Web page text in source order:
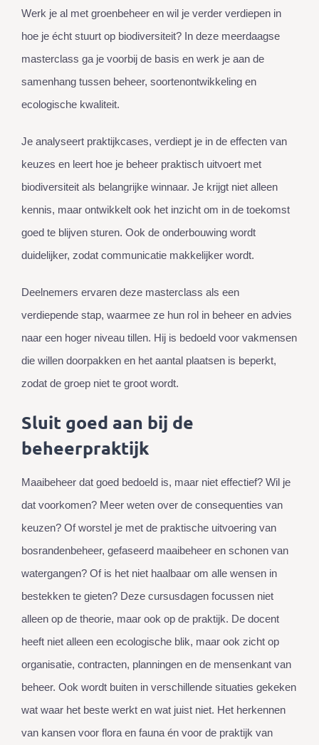
Werk je al met groenbeheer en wil je verder verdiepen in
hoe je écht stuurt op biodiversiteit? In deze meerdaagse
masterclass ga je voorbij de basis en werk je aan de
samenhang tussen beheer, soortenontwikkeling en
ecologische kwaliteit.
Je analyseert praktijkcases, verdiept je in de effecten van
keuzes en leert hoe je beheer praktisch uitvoert met
biodiversiteit als belangrijke winnaar. Je krijgt niet alleen
kennis, maar ontwikkelt ook het inzicht om in de toekomst
goed te blijven sturen. Ook de onderbouwing wordt
duidelijker, zodat communicatie makkelijker wordt.
Deelnemers ervaren deze masterclass als een
verdiepende stap, waarmee ze hun rol in beheer en advies
naar een hoger niveau tillen. Hij is bedoeld voor vakmensen
die willen doorpakken en het aantal plaatsen is beperkt,
zodat de groep niet te groot wordt.
Sluit goed aan bij de
beheerpraktijk
Maaibeheer dat goed bedoeld is, maar niet effectief? Wil je
dat voorkomen? Meer weten over de consequenties van
keuzen? Of worstel je met de praktische uitvoering van
bosrandenbeheer, gefaseerd maaibeheer en schonen van
watergangen? Of is het niet haalbaar om alle wensen in
bestekken te gieten? Deze cursusdagen focussen niet
alleen op de theorie, maar ook op de praktijk. De docent
heeft niet alleen een ecologische blik, maar ook zicht op
organisatie, contracten, planningen en de mensenkant van
beheer. Ook wordt buiten in verschillende situaties gekeken
wat waar het beste werkt en wat juist niet. Het herkennen
van kansen voor flora en fauna én voor de praktijk van